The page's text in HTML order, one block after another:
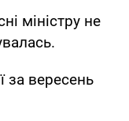
міністру не
за вересень